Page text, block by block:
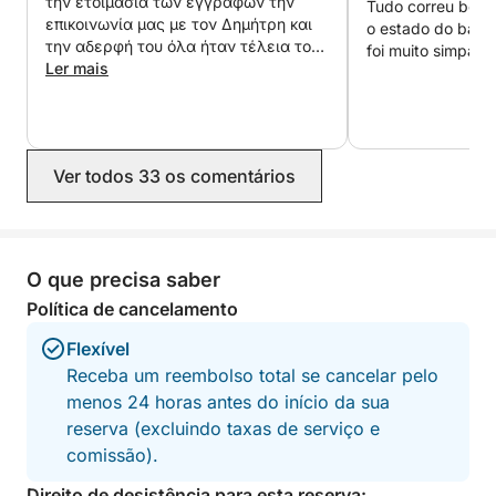
vistas inesquecíveis sobre a água.
επικοινωνία μας με τον Δημήτρη και
την αδερφή του όλα ήταν τέλεια τον
προτείνω ανεπιφύλακτα θα έχετε μια
έρθουμε να σε βρούμε..!!!! 😎😎😎
Ler mais
Tudo correu
o estado do
foi muito
Ver todos 33 os comentários
O que precisa saber
Política de cancelamento
Flexível
Receba um reembolso total se cancelar pelo
menos 24 horas antes do início da sua
reserva (excluindo taxas de serviço e
comissão).